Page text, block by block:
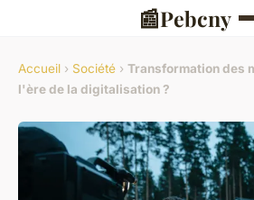
📰Pebcny
Accueil › Société › Transformation des
l'ère de la digitalisation ?